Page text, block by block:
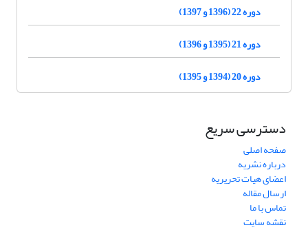
دوره 22 (1396 و 1397)
دوره 21 (1395 و 1396)
دوره 20 (1394 و 1395)
دسترسی سریع
صفحه اصلی
درباره نشریه
اعضای هیات تحریریه
ارسال مقاله
تماس با ما
نقشه سایت